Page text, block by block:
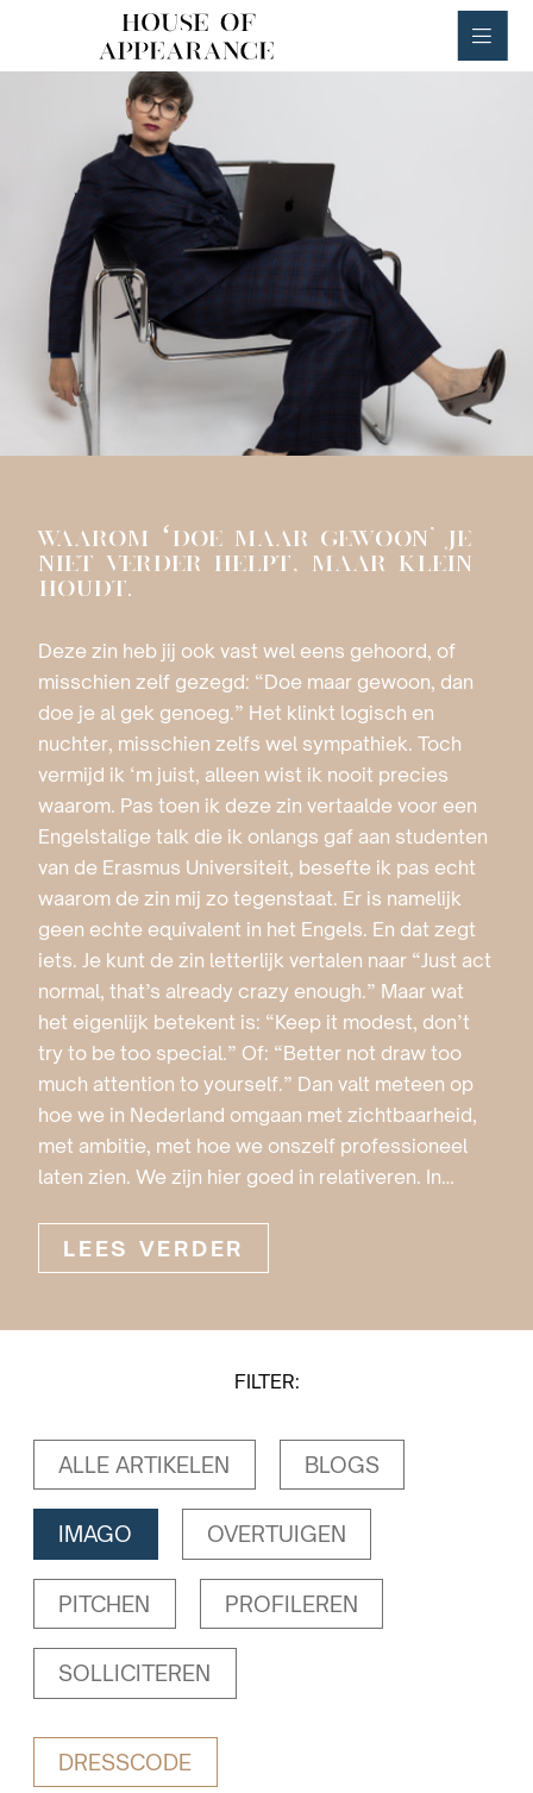
House of Appearance
WAAROM ‘DOE MAAR GEWOON’ JE
NIET VERDER HELPT, MAAR KLEIN
HOUDT.
Deze zin heb jij ook vast wel eens gehoord, of
misschien zelf gezegd: “Doe maar gewoon, dan
doe je al gek genoeg.” Het klinkt logisch en
nuchter, misschien zelfs wel sympathiek. Toch
vermijd ik ‘m juist, alleen wist ik nooit precies
waarom. Pas toen ik deze zin vertaalde voor een
Engelstalige talk die ik onlangs gaf aan studenten
van de Erasmus Universiteit, besefte ik pas echt
waarom de zin mij zo tegenstaat. Er is namelijk
geen echte equivalent in het Engels. En dat zegt
iets. Je kunt de zin letterlijk vertalen naar “Just act
normal, that’s already crazy enough.” Maar wat
het eigenlijk betekent is: “Keep it modest, don’t
try to be too special.” Of: “Better not draw too
much attention to yourself.” Dan valt meteen op
hoe we in Nederland omgaan met zichtbaarheid,
met ambitie, met hoe we onszelf professioneel
laten zien. We zijn hier goed in relativeren. In…
LEES VERDER
FILTER:
ALLE ARTIKELEN BLOGS
IMAGO OVERTUIGEN
PITCHEN PROFILEREN
SOLLICITEREN
DRESSCODE